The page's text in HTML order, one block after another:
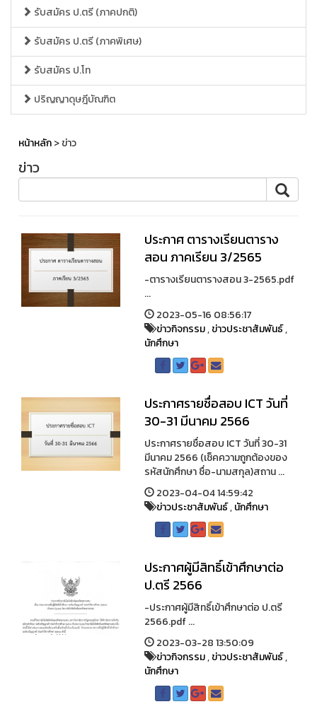
รับสมัคร ป.ตรี (ภาคปกติ)
รับสมัคร ป.ตรี (ภาคพิเศษ)
รับสมัคร ป.โท
ปริญญาดุษฎีบัณฑิต
หน้าหลัก> ข่าว
ข่าว
ประกาศ ตารางเรียนตาราง
สอน ภาคเรียน 3/2565
-ตารางเรียนตารางสอน 3-2565.pdf
...
2023-05-16 08:56:17
ข่าวกิจกรรม,ข่าวประชาสัมพันธ์,
นักศึกษา
ประกาศรายชื่อสอบ ICT วันที่
30-31 มีนาคม 2566
ประกาศรายชื่อสอบ ICT วันที่ 30-31
มีนาคม 2566 (เช็คความถูกต้องของ
รหัสนักศึกษา ชื่อ-นามสกุล)สถาน ...
2023-04-04 14:59:42
ข่าวประชาสัมพันธ์,นักศึกษา
ประกาศผู้มีสิทธิ์เข้าศึกษาต่อ
ป.ตรี 2566
-ประกาศผู้มีสิทธิ์เข้าศึกษาต่อ ป.ตรี
2566.pdf ...
2023-03-28 13:50:09
ข่าวกิจกรรม,ข่าวประชาสัมพันธ์,
นักศึกษา